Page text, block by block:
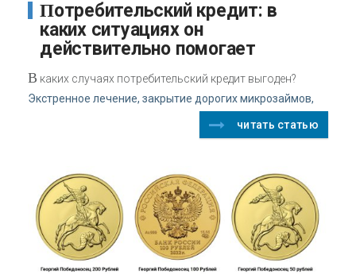
Потребительский кредит: в
каких ситуациях он
действительно помогает
В каких случаях потребительский кредит выгоден?
Экстренное лечение, закрытие дорогих микрозаймов,
читать статью